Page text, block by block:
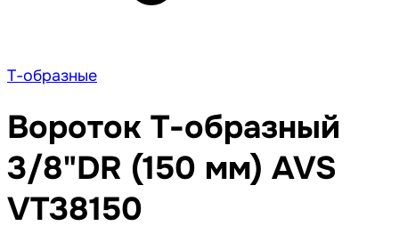
Т-образные
Вороток Т-образный
3/8"DR (150 мм) AVS
VT38150